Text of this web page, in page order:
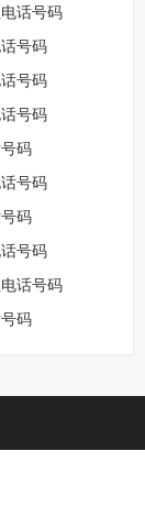
话号码
号码
号码
号码
码
号码
码
号码
话号码
码